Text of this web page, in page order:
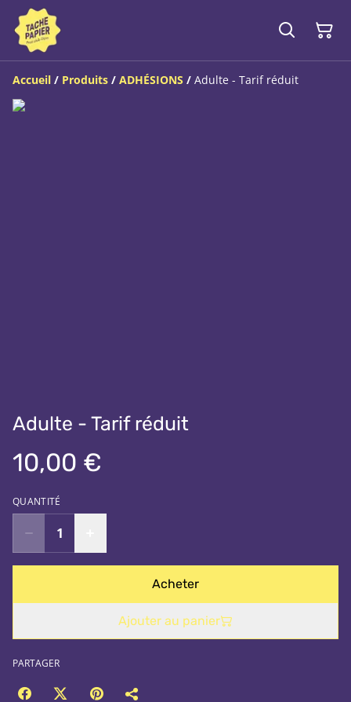
Accueil / Produits / ADHÉSIONS / Adulte - Tarif réduit
Adulte - Tarif réduit
10,00 €
QUANTITÉ
Acheter
Ajouter au panier
PARTAGER